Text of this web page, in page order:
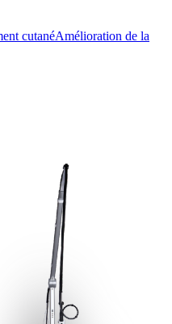
cutanéAmélioration de la